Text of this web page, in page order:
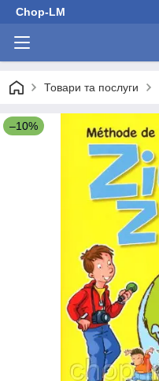
Chop-LM
Товари та послуги
–10%